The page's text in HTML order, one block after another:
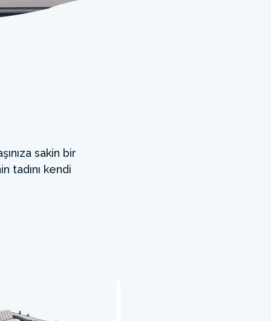
sakin bir
tadını kendi